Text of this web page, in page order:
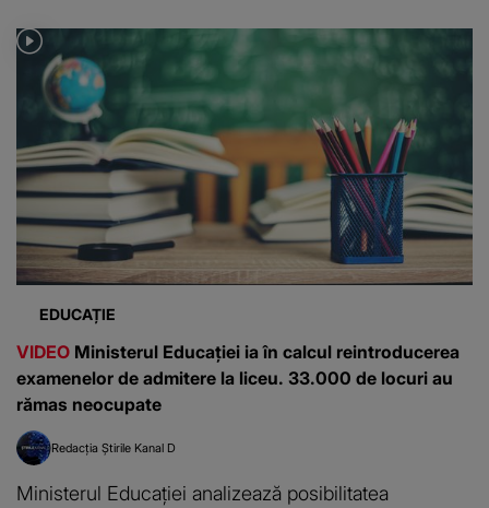
EDUCAȚIE
VIDEO Ministerul Educației ia în calcul reintroducerea
examenelor de admitere la liceu. 33.000 de locuri au
rămas neocupate
Redacția Știrile Kanal D
Ministerul Educației analizează posibilitatea